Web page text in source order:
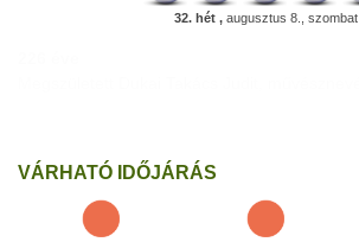
32. hét ,augusztus 8., szombat
VÁRHATÓ IDŐJÁRÁS